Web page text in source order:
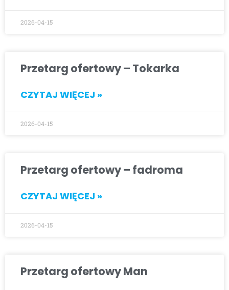
2026-04-15
Przetarg ofertowy – Tokarka
CZYTAJ WIĘCEJ »
2026-04-15
Przetarg ofertowy – fadroma
CZYTAJ WIĘCEJ »
2026-04-15
Przetarg ofertowy Man